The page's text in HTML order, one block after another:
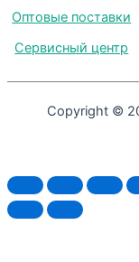
Оптовые поставки
Сервисный центр
Copyright ©